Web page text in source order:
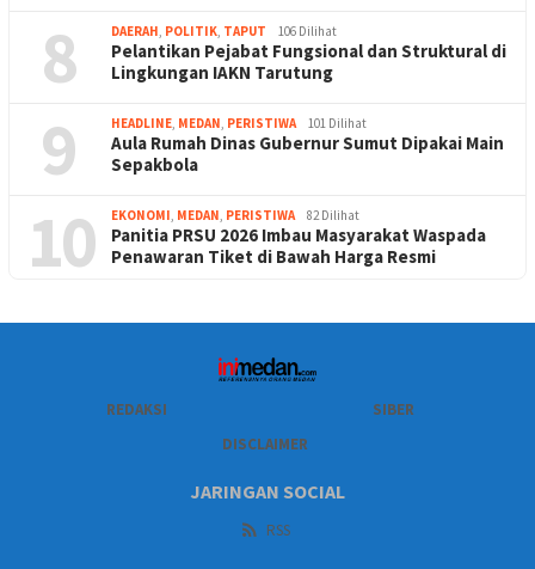
8 DAERAH, POLITIK, TAPUT 106 Dilihat
Pelantikan Pejabat Fungsional dan Struktural di
Lingkungan IAKN Tarutung
9 HEADLINE, MEDAN, PERISTIWA 101 Dilihat
Aula Rumah Dinas Gubernur Sumut Dipakai Main
Sepakbola
10 EKONOMI, MEDAN, PERISTIWA 82 Dilihat
Panitia PRSU 2026 Imbau Masyarakat Waspada
Penawaran Tiket di Bawah Harga Resmi
REDAKSI
SIBER
DISCLAIMER
JARINGAN SOCIAL
RSS